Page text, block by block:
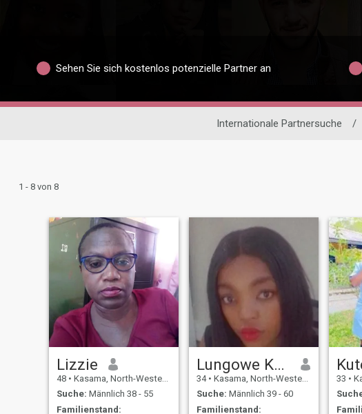
Sehen Sie sich kostenlos potenzielle Partner an
Internationale Partnersuche /
1 - 8 von 8
Lizzie
48 • Kasama, North-Western, Sambia
Suche: Männlich 38 - 55
Familienstand:
Lungowe Kabisa
34 • Kasama, North-Western, Sambia
Suche: Männlich 39 - 60
Familienstand:
33 •